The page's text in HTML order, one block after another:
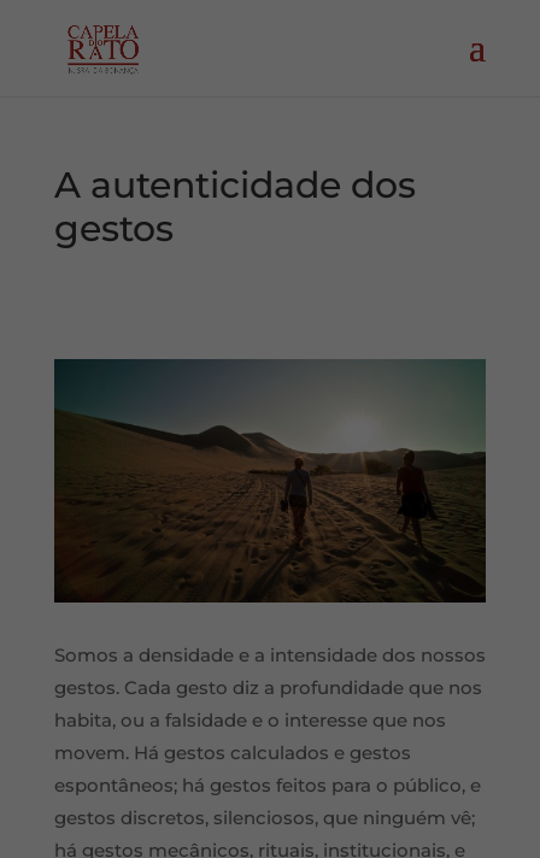
A autenticidade dos
gestos
Somos a densidade e a intensidade dos nossos
gestos. Cada gesto diz a profundidade que nos
habita, ou a falsidade e o interesse que nos
movem. Há gestos calculados e gestos
espontâneos; há gestos feitos para o público, e
gestos discretos, silenciosos, que ninguém vê;
há gestos mecânicos, rituais, institucionais, e